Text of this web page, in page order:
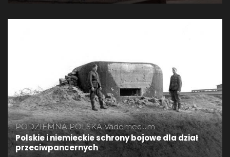
PODZIEMNA POLSKA Vademecum
Polskie i niemieckie schrony bojowe dla dział
przeciwpancernych